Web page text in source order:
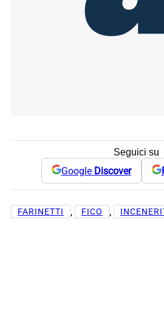
Seguici su
Google Discover
FARINETTI , FICO ,